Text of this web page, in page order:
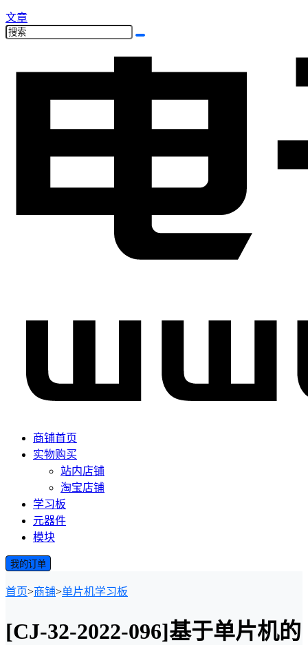
文章
商铺首页
实物购买
站内店铺
淘宝店铺
学习板
元器件
模块
我的订单
首页>商铺>单片机学习板
[CJ-32-2022-096]基于单片机的